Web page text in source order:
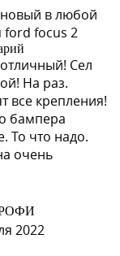
в любой
ford focus 2
Сел
На раз.
все крепления!
бампера
То что надо.
очень
2022